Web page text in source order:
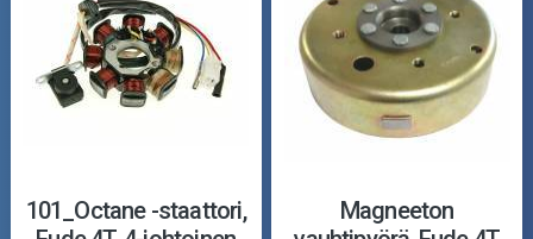
101_Octane -staattori,
Magneeton